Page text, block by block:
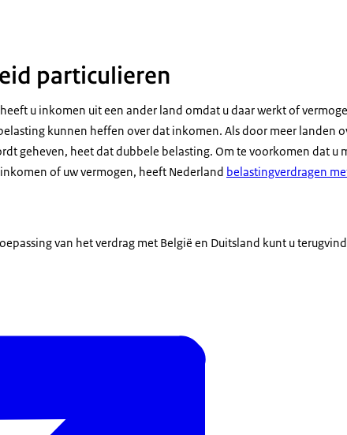
particulieren
u inkomen uit een ander land omdat u daar werkt of
kunnen heffen over dat inkomen. Als door meer landen
geheven, heet dat dubbele belasting. Om te voorkomen dat u
of uw vermogen, heeft Nederland belastingverdragen
van het verdrag met België en Duitsland kunt u